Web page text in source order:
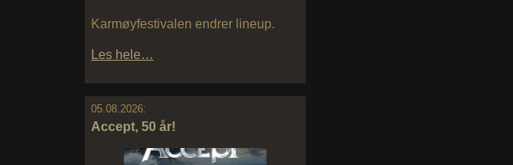
Karmøyfestivalen endrer lineup.
Les hele…
05.08.2026:
Accept, 50 år!